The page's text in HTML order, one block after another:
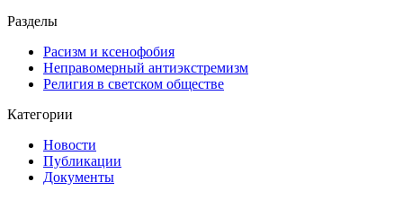
Разделы
Расизм и ксенофобия
Неправомерный антиэкстремизм
Религия в светском обществе
Категории
Новости
Публикации
Документы